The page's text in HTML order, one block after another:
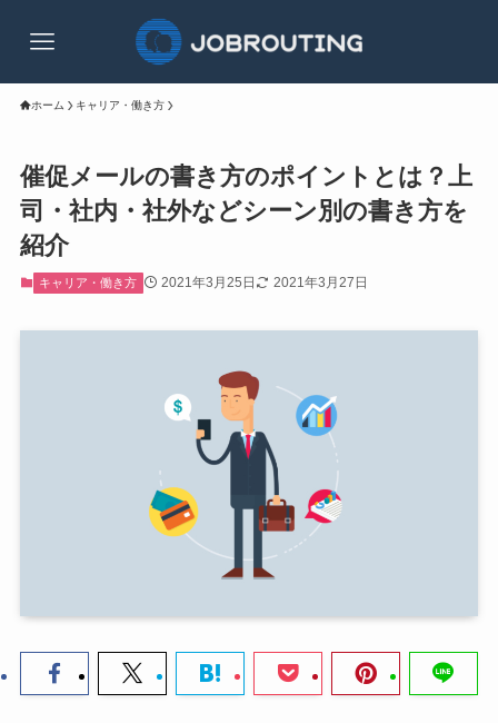
ホーム キャリア・働き方
催促メールの書き方のポイントとは？上
司・社内・社外などシーン別の書き方を
紹介
キャリア・働き方 2021年3月25日 2021年3月27日